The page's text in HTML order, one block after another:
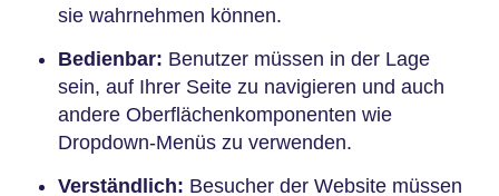
sie wahrnehmen können.
Bedienbar: Benutzer müssen in der Lage
sein, auf Ihrer Seite zu navigieren und auch
andere Oberflächenkomponenten wie
Dropdown-Menüs zu verwenden.
Verständlich: Besucher der Website müssen